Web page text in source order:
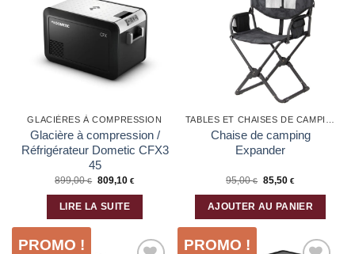
Ajouter
à la liste
d’envies
GLACIÈRES À COMPRESSION
Glacière à compression /
Réfrigérateur Dometic CFX3
45
899,00€ 809,10 €
LIRE LA SUITE
Ajouter
à la liste
d’envies
Chaise de camping
Expander
95,00€ 85,50 €
AJOUTER AU PANIER
PROMO ! PROMO !